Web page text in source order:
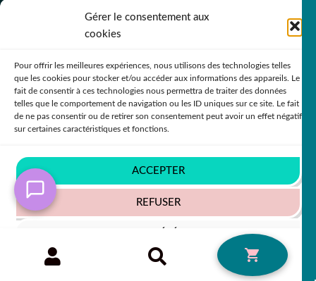
Gérer le consentement aux
cookies
Pour offrir les meilleures expériences, nous utilisons des technologies telles
que les cookies pour stocker et/ou accéder aux informations des appareils. Le
fait de consentir à ces technologies nous permettra de traiter des données
telles que le comportement de navigation ou les ID uniques sur ce site. Le fait
de ne pas consentir ou de retirer son consentement peut avoir un effet négatif
sur certaines caractéristiques et fonctions.
ACCEPTER
REFUSER
Politique de confidentialité
50% SUR LE 2ÈME !!
sticker autocollant Dodge 2 HXR04
Recherche
RECHERCHE